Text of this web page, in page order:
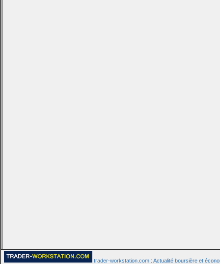
trader-workstation.com : Actualité boursière et